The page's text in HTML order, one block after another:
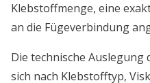
Klebstoffmenge, eine
an die Fügeverbindung
Die technische
sich nach Klebstofftyp,